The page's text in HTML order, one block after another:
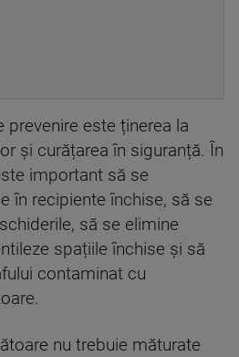
prevenire este ținerea la
și curățarea în siguranță. În
important să se
în recipiente închise, să se
să se elimine
spațiile închise și să
contaminat cu
nu trebuie măturate